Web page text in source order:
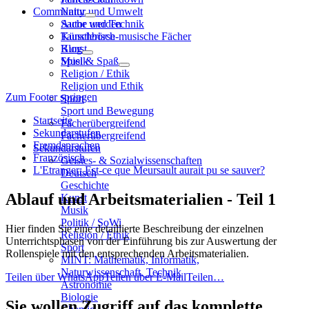
Natur und Umwelt
Sache und Technik
Künstlerisch-musische Fächer
Kunst
Musik
Religion / Ethik
Religion und Ethik
Sport
Sport und Bewegung
Fächerübergreifend
Fächerübergreifend
Sekundarstufen
Geistes- & Sozialwissenschaften
Deutsch
Geschichte
Kunst
Musik
Politik / SoWi
Religion / Ethik
Sport
MINT: Mathematik, Informatik,
Naturwissenschaft, Technik
Astronomie
Biologie
Community
Autor werden
Tauschbörse
Blog
Spiel & Spaß
Zum Footer springen
Startseite
Sekundarstufen
Fremdsprachen
Französisch
L'Etranger: Est-ce que Meursault aurait pu se sauver?
Ablauf und Arbeitsmaterialien - Teil 1
Hier finden Sie eine detaillierte Beschreibung der einzelnen
Unterrichtsphasen von der Einführung bis zur Auswertung der
Rollenspiele mit den entsprechenden Arbeitsmaterialien.
Teilen über WhatsAppTeilen über E-MailTeilen…